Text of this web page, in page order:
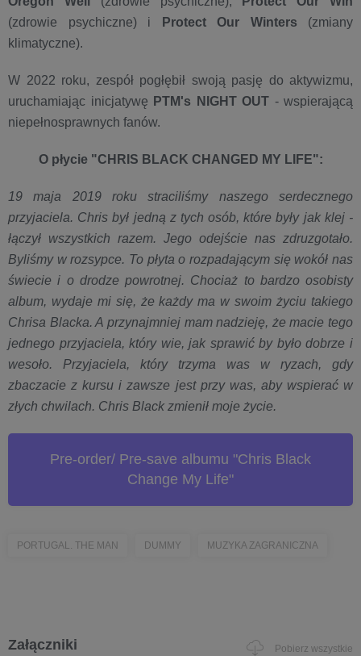
(zdrowie psychiczne) i
Protect Our Winters (zmiany
klimatyczne).
W 2022 roku, zespół pogłębił swoją pasję do aktywizmu,
uruchamiając inicjatywę PTM's NIGHT OUT - wspierającą
niepełnosprawnych fanów.
O płycie "CHRIS BLACK CHANGED MY LIFE":
19 maja 2019 roku straciliśmy naszego serdecznego
przyjaciela. Chris był jedną z tych osób, które były jak klej -
łączył wszystkich razem. Jego odejście nas zdruzgotało.
Byliśmy w rozsypce. To płyta o rozpadającym się wokół nas
świecie i o drodze powrotnej. Chociaż to bardzo osobisty
album, wydaje mi się, że każdy ma w swoim życiu takiego
Chrisa Blacka. A przynajmniej mam nadzieję, że macie tego
jednego przyjaciela, który wie, jak sprawić by było dobrze i
wesoło. Przyjaciela, który trzyma was w ryzach, gdy
zbaczacie z kursu i zawsze jest przy was, aby wspierać w
złych chwilach. Chris Black zmienił moje życie.
Pre-order/ Pre-save albumu "Chris Black
Change My Life"
PORTUGAL. THE MAN DUMMY MUZYKA ZAGRANICZNA
Załączniki Pobierz wszystkie